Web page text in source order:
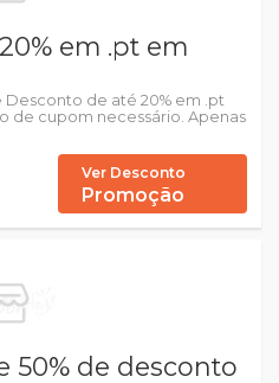
em .pt em
de até 20% em .pt
de cupom necessário. Apenas
Ver Desconto
Promoção
50% de desconto